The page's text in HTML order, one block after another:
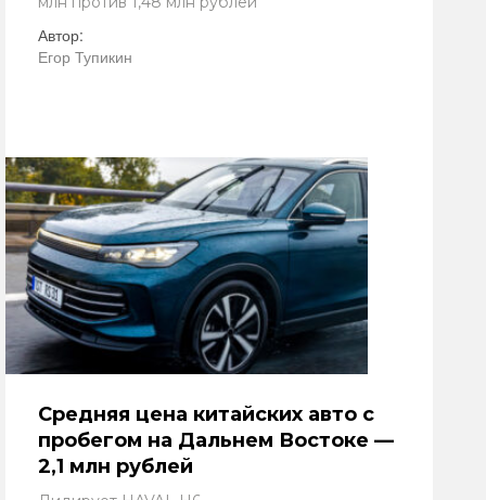
Автор:
Егор Тупикин
Средняя цена китайских авто с
пробегом на Дальнем Востоке —
2,1 млн рублей